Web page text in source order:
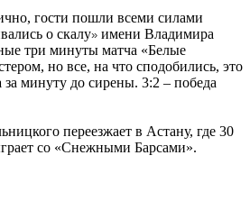
гости пошли всеми силами
о скалу» имени Владимира
три минуты матча «Белые
но все, на что сподобились, это
за минуту до сирены. 3:2 – победа
переезжает в Астану, где 30
со «Снежными Барсами».